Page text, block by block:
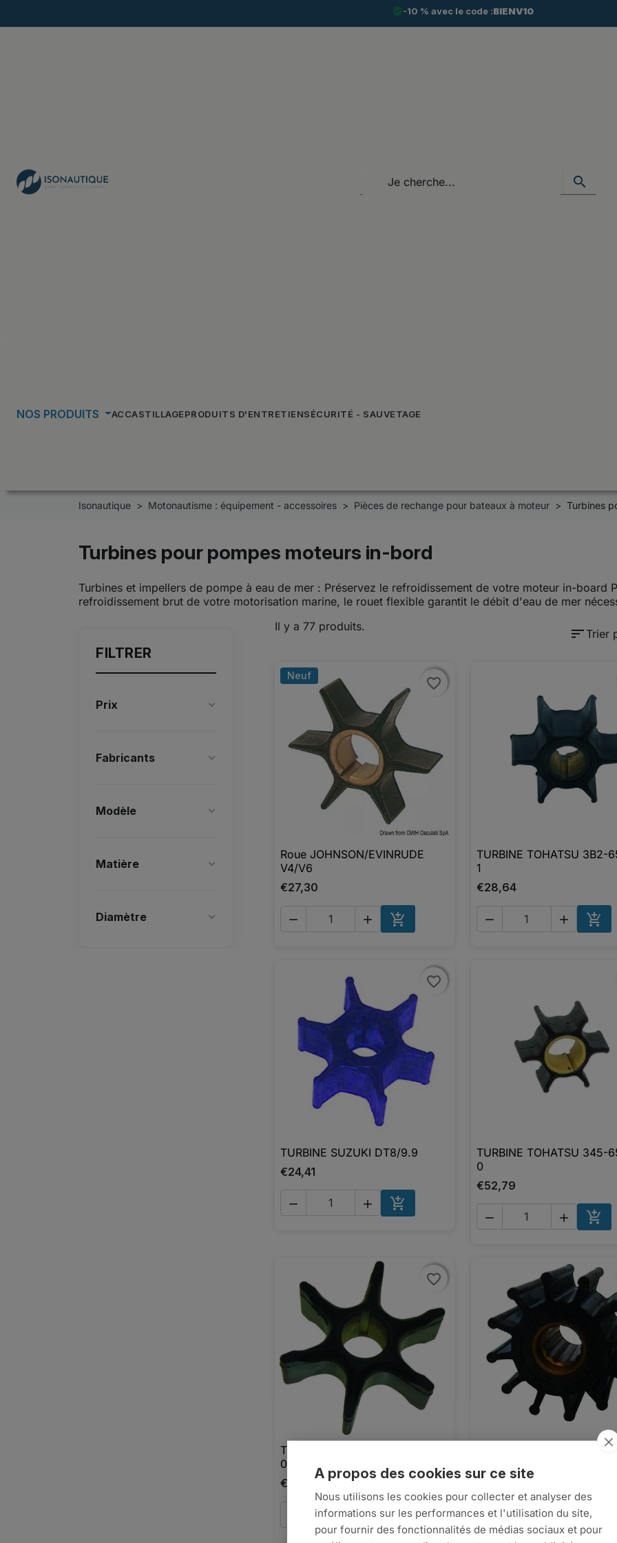
A propos des cookies sur ce site
Nous utilisons les cookies pour collecter et analyser des
informations sur les performances et l'utilisation du site,
pour fournir des fonctionnalités de médias sociaux et pour
check_circle-10 % avec le code :BIENV10
search
NOS PRODUITS ACCASTILLAGEPRODUITS D'ENTRETIENSÉCURITÉ - SAUVETAGE
Isonautique Motonautisme : équipement - accessoires Pièces de rechange pour bateaux à moteur Turbines
Turbines pour pompes moteurs in-bord
Turbines et impellers de pompe à eau de mer : Préservez le refroidissement de votre moteur in-board
refroidissement brut de votre motorisation marine, le rouet flexible garantit le débit d'eau de mer
FILTRER
Prix
Fabricants
Modèle
Matière
Diamètre
Il y a 77 produits. sort Trier
Neuf favorite_border
favorite_border
 Aperçu rapide
Roue JOHNSON/EVINRUDE
V4/V6
€27,30
  
AJOUTER AU PANIER
 Aperçu rapide
TURBINE TOHATSU 3B2-
1
€28,64
  
favorite_border
favorite_border
 Aperçu rapide
TURBINE SUZUKI DT8/9.9
€24,41
  
AJOUTER AU PANIER
 Aperçu rapide
TURBINE TOHATSU 345-
0
€52,79
  
favorite_border
favorite_border
TURBINE SUZUKI 140CV 2000-
04
€82,44
 
AJOUTER AU PANIER
TURBINE SOLE MINI11, 17,
€28,49
  